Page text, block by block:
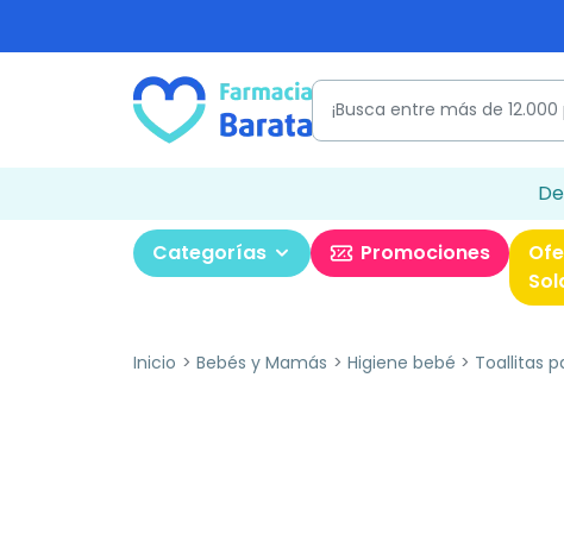
Categorías Promociones
Inicio Bebés y Mamás Higiene bebé Toallitas